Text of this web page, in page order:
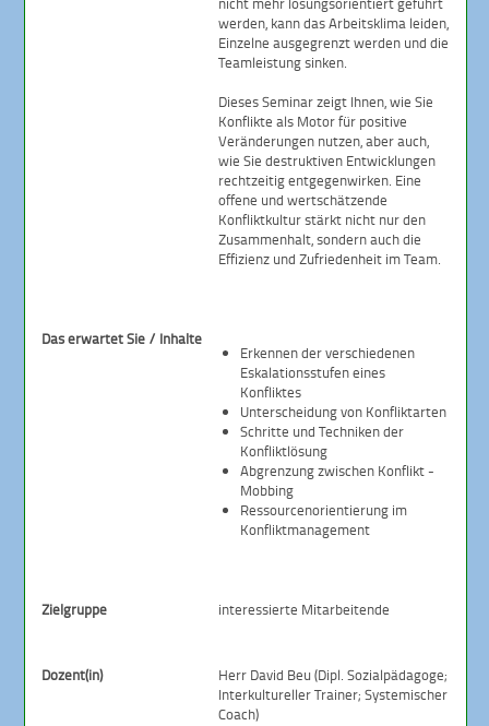
werden, kann das Arbeitsklima leiden,
Einzelne ausgegrenzt werden und die
Teamleistung sinken.
Dieses Seminar zeigt Ihnen, wie Sie
Konflikte als Motor für positive
Veränderungen nutzen, aber auch,
wie Sie destruktiven Entwicklungen
rechtzeitig entgegenwirken. Eine
offene und wertschätzende
Konfliktkultur stärkt nicht nur den
Zusammenhalt, sondern auch die
Effizienz und Zufriedenheit im Team.
Das erwartet Sie / Inhalte
Erkennen der verschiedenen
Eskalationsstufen eines
Konfliktes
Unterscheidung von Konfliktarten
Schritte und Techniken der
Konfliktlösung
Abgrenzung zwischen Konflikt -
Mobbing
Ressourcenorientierung im
Konfliktmanagement
Zielgruppe interessierte Mitarbeitende
Dozent(in)
Herr David Beu (Dipl. Sozialpädagoge;
Interkultureller Trainer; Systemischer
Coach)